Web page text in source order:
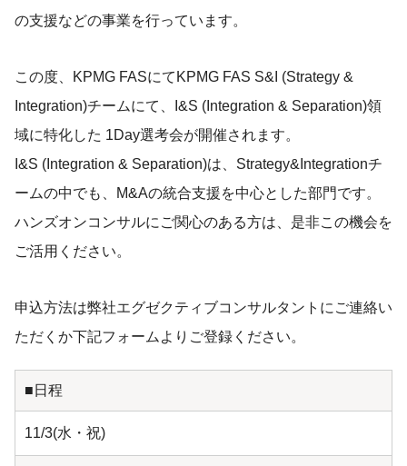
の支援などの事業を行っています。
この度、KPMG FASにてKPMG FAS S&I (Strategy &
Integration)チームにて、I&S (Integration & Separation)領
域に特化した 1Day選考会が開催されます。
I&S (Integration & Separation)は、Strategy&Integrationチ
ームの中でも、M&Aの統合支援を中心とした部門です。
ハンズオンコンサルにご関心のある方は、是非この機会を
ご活用ください。
申込方法は弊社エグゼクティブコンサルタントにご連絡い
ただくか下記フォームよりご登録ください。
■日程
11/3(水・祝)